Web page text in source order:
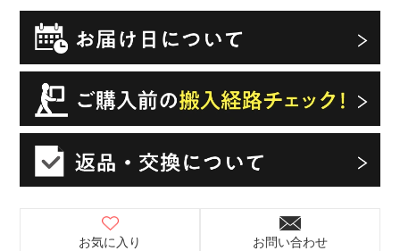
お気に入り お問い合わせ